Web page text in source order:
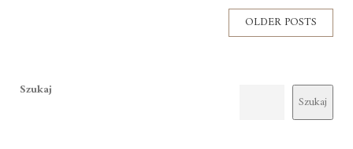
OLDER POSTS
Szukaj
Szukaj